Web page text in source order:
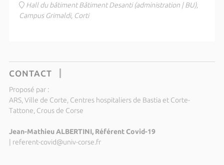
Hall du bâtiment Bâtiment Desanti (administration | BU),
Campus Grimaldi, Corti
CONTACT
Proposé par :
ARS, Ville de Corte, Centres hospitaliers de Bastia et Corte-
Tattone, Crous de Corse
Jean-Mathieu ALBERTINI, Référent Covid-19
| referent-covid@univ-corse.fr